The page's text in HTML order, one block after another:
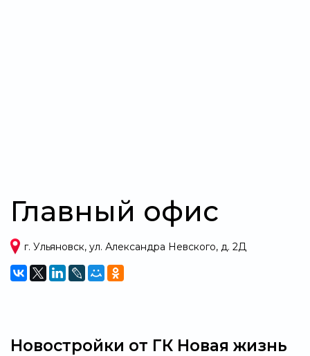
Главный офис
г. Ульяновск, ул. Александра Невского, д. 2Д
Новостройки от ГК Новая жизнь